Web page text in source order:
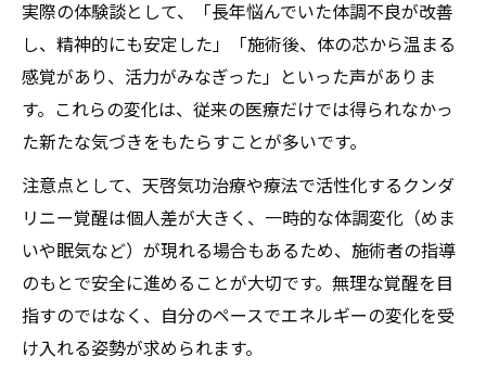
実際の体験談として、「長年悩んでいた体調不良が改善
し、精神的にも安定した」「施術後、体の芯から温まる
感覚があり、活力がみなぎった」といった声がありま
す。これらの変化は、従来の医療だけでは得られなかっ
た新たな気づきをもたらすことが多いです。
注意点として、天啓気功治療や療法で活性化するクンダ
リニー覚醒は個人差が大きく、一時的な体調変化（めま
いや眠気など）が現れる場合もあるため、施術者の指導
のもとで安全に進めることが大切です。無理な覚醒を目
指すのではなく、自分のペースでエネルギーの変化を受
け入れる姿勢が求められます。